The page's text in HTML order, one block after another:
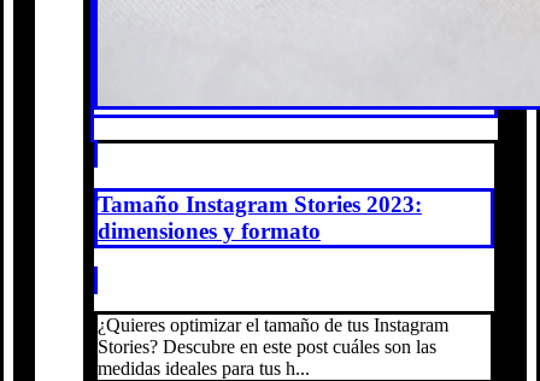
Tamaño Instagram Stories 2023:
dimensiones y formato
¿Quieres optimizar el tamaño de tus Instagram
Stories? Descubre en este post cuáles son las
medidas ideales para tus h...